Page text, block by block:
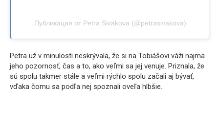
Публикация от Petra Sivakova (@petrasivakova)
Petra už v minulosti neskrývala, že si na Tobiášovi váži najmä
jeho pozornosť, čas a to, ako veľmi sa jej venuje. Priznala, že
sú spolu takmer stále a veľmi rýchlo spolu začali aj bývať,
vďaka čomu sa podľa nej spoznali oveľa hlbšie.